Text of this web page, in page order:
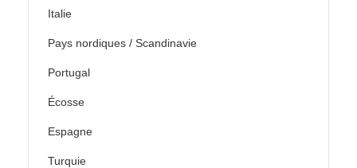
Italie
Pays nordiques / Scandinavie
Portugal
Écosse
Espagne
Turquie